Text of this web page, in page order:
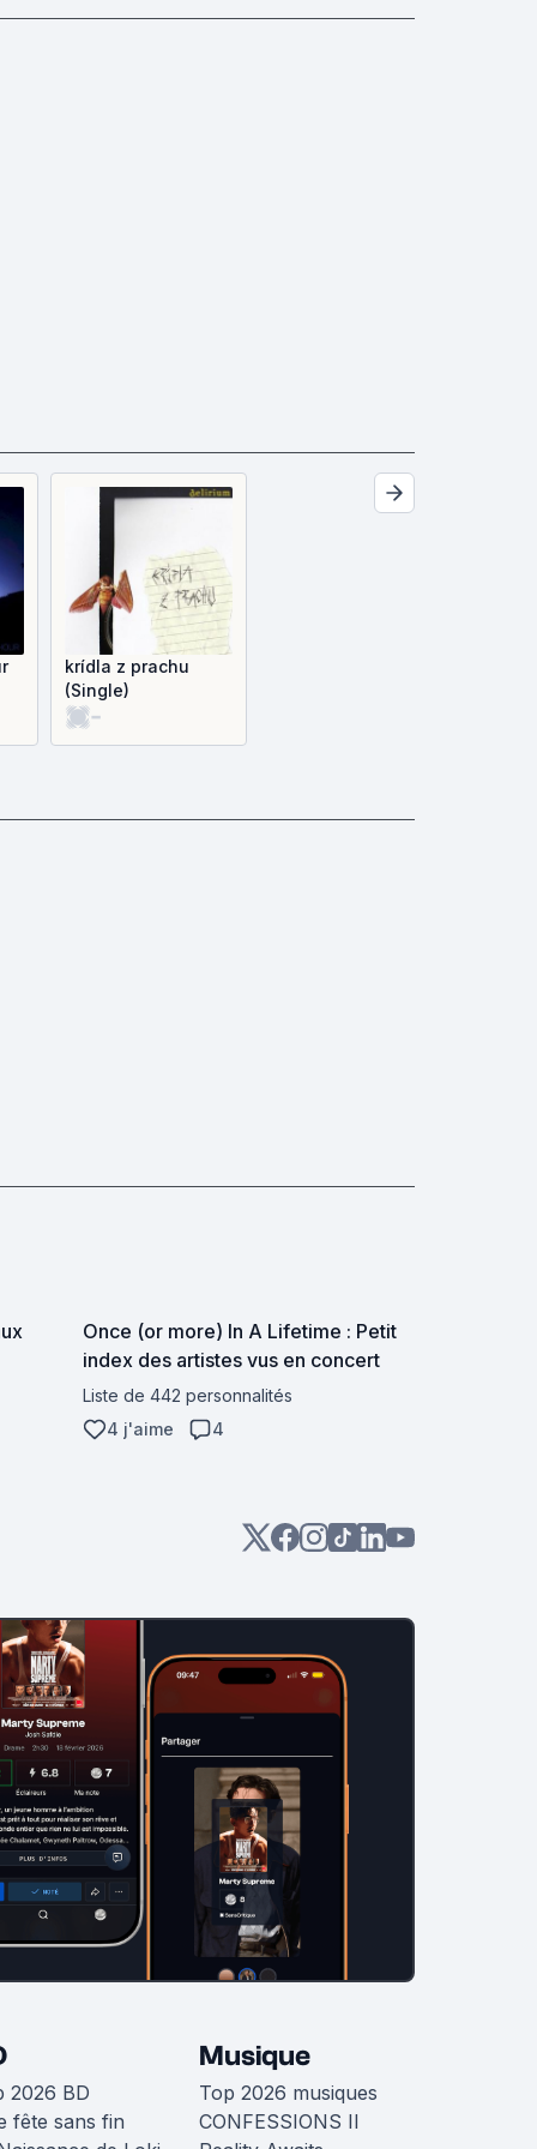
krídla z prachu
(Single)
-
Once (or more) In A Lifetime : Petit
index des artistes vus en concert
Liste de 442 personnalités
4 j'aime
4
2026 BD
fête sans fin
Musique
Top 2026 musiques
CONFESSIONS II